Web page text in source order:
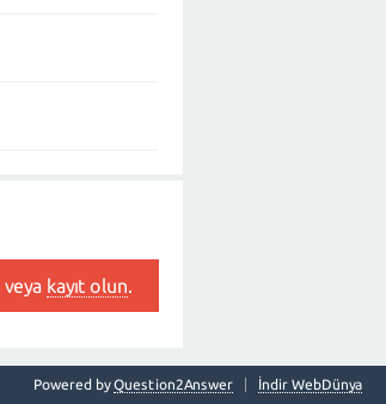
veya kayıt olun.
İndir WebDünya
Powered byQuestion2Answer